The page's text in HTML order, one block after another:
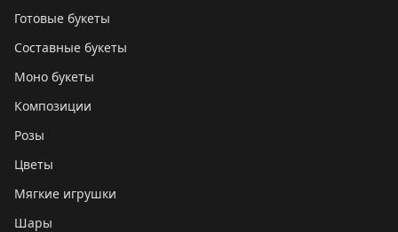
Готовые букеты
Составные букеты
Моно букеты
Композиции
Розы
Цветы
Мягкие игрушки
Шары